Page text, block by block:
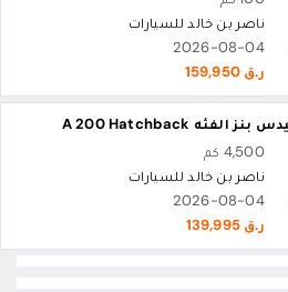
ناصر بن خالد للسيارات
2026-08-04
ر.ق 159,950
4,500 كم
ناصر بن خالد للسيارات
2026-08-04
ر.ق 139,995